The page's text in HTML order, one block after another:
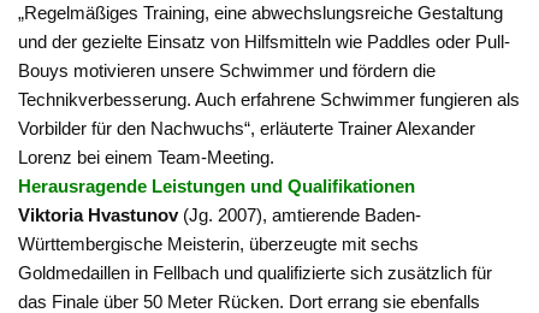
„Regelmäßiges Training, eine abwechslungsreiche Gestaltung
und der gezielte Einsatz von Hilfsmitteln wie Paddles oder Pull-
Bouys motivieren unsere Schwimmer und fördern die
Technikverbesserung. Auch erfahrene Schwimmer fungieren als
Vorbilder für den Nachwuchs“, erläuterte Trainer Alexander
Lorenz bei einem Team-Meeting.
Herausragende Leistungen und Qualifikationen
Viktoria Hvastunov(Jg. 2007), amtierende Baden-
Württembergische Meisterin, überzeugte mit sechs
Goldmedaillen in Fellbach und qualifizierte sich zusätzlich für
das Finale über 50 Meter Rücken. Dort errang sie ebenfalls